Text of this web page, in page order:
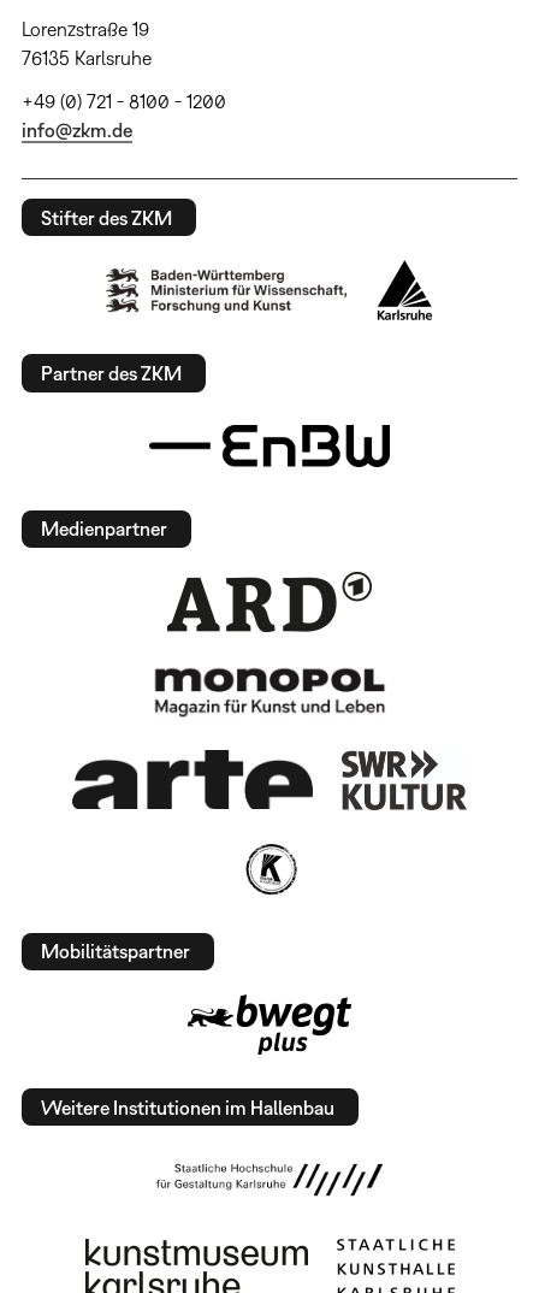
Lorenzstraße 19
76135 Karlsruhe
+49 (0) 721 - 8100 - 1200
info@zkm.de
Stifter des ZKM
Partner des ZKM
Medienpartner
Mobilitätspartner
Weitere Institutionen im Hallenbau